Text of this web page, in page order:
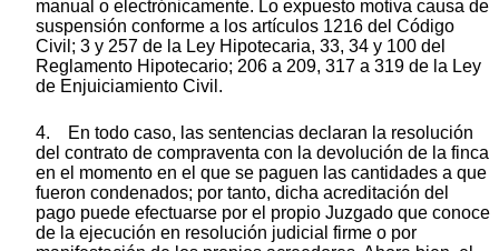
manual o electrónicamente. Lo expuesto motiva causa de
suspensión conforme a los artículos 1216 del Código
Civil; 3 y 257 de la Ley Hipotecaria, 33, 34 y 100 del
Reglamento Hipotecario; 206 a 209, 317 a 319 de la Ley
de Enjuiciamiento Civil.
4. En todo caso, las sentencias declaran la resolución
del contrato de compraventa con la devolución de la finca
en el momento en el que se paguen las cantidades a que
fueron condenados; por tanto, dicha acreditación del
pago puede efectuarse por el propio Juzgado que conoce
de la ejecución en resolución judicial firme o por